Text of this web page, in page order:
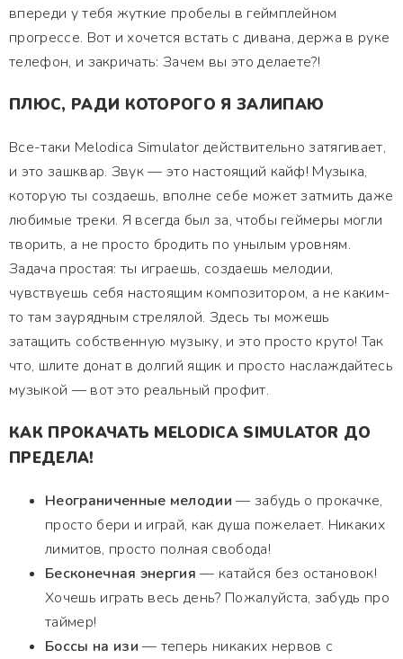
впереди у тебя жуткие пробелы в геймплейном
прогрессе. Вот и хочется встать с дивана, держа в руке
телефон, и закричать: Зачем вы это делаете?!
ПЛЮС, РАДИ КОТОРОГО Я ЗАЛИПАЮ
Все-таки Melodica Simulator действительно затягивает,
и это зашквар. Звук — это настоящий кайф! Музыка,
которую ты создаешь, вполне себе может затмить даже
любимые треки. Я всегда был за, чтобы геймеры могли
творить, а не просто бродить по унылым уровням.
Задача простая: ты играешь, создаешь мелодии,
чувствуешь себя настоящим композитором, а не каким-
то там заурядным стрелялой. Здесь ты можешь
затащить собственную музыку, и это просто круто! Так
что, шлите донат в долгий ящик и просто наслаждайтесь
музыкой — вот это реальный профит.
КАК ПРОКАЧАТЬ MELODICA SIMULATOR ДО
ПРЕДЕЛА!
Неограниченные мелодии — забудь о прокачке,
просто бери и играй, как душа пожелает. Никаких
лимитов, просто полная свобода!
Бесконечная энергия — катайся без остановок!
Хочешь играть весь день? Пожалуйста, забудь про
таймер!
Боссы на изи — теперь никаких нервов с